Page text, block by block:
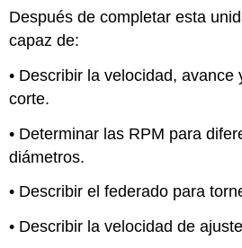
y
profundidad
de
corte
UNITARIA
Después de completar esta
capaz de:
• Describir la velocidad, avance
corte.
• Determinar las RPM para
diámetros.
• Describir el federado para
• Describir la velocidad de